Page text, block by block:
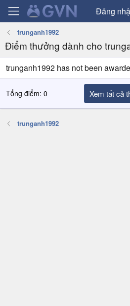
Đăng
trunganh1992
Điểm thưởng dành cho
trunganh1992 has not been
Tổng điểm: 0 Xem tất cả
trunganh1992